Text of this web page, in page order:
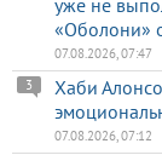
«Оболони»
07.08.2026, 07:47
Хаби
3
07.08.2026, 07:12